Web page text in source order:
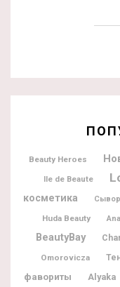
Beauty Heroes
Ile de Beaute
косметика
Huda Beauty
BeautyBay
Omorovicza
фавориты
Alyaka